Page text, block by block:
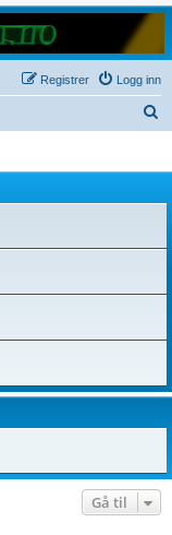
Logg inn
Registrer
Gå til